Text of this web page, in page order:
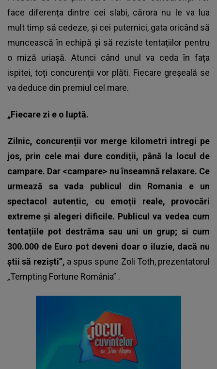
face diferența dintre cei slabi, cărora nu le va lua
mult timp să cedeze, și cei puternici, gata oricând să
muncească în echipă și să reziste tentațiilor pentru
o miză uriașă. Atunci când unul va ceda în fața
ispitei, toți concurenții vor plăti. Fiecare greșeală se
va deduce din premiul cel mare.
„Fiecare zi e o luptă.
Zilnic, concurenții vor merge kilometri intregi pe
jos, prin cele mai dure condiții, până la locul de
campare. Dar <campare> nu înseamnă relaxare. Ce
urmează sa vada publicul din Romania e un
spectacol autentic, cu emoții reale, provocări
extreme și alegeri dificile. Publicul va vedea cum
tentațiile pot destrăma sau uni un grup; si cum
300.000 de Euro pot deveni doar o iluzie, dacă nu
știi să reziști”, a spus spune Zoli Toth, prezentatorul
„Tempting Fortune România” .